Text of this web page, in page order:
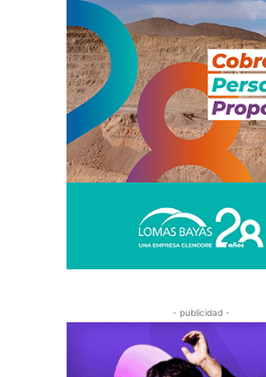
- publicidad -